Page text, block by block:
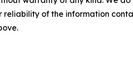
reliability of the information